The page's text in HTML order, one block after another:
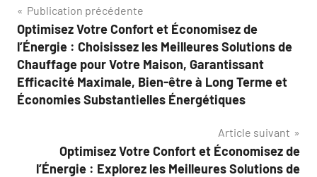
Navigation
de
l’article
Publication précédente
Optimisez Votre Confort et Économisez de
l’Énergie : Choisissez les Meilleures Solutions de
Chauffage pour Votre Maison, Garantissant
Efficacité Maximale, Bien-être à Long Terme et
Économies Substantielles Énergétiques
Article suivant
Optimisez Votre Confort et Économisez de
l’Énergie : Explorez les Meilleures Solutions de